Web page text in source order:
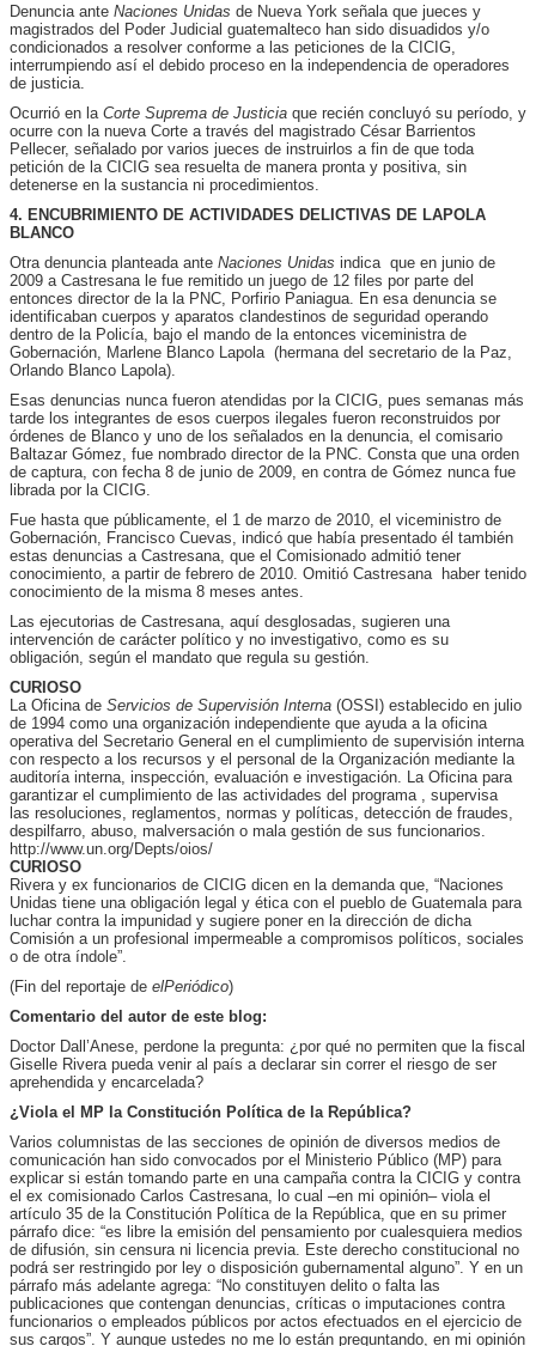
Denuncia ante Naciones Unidas de Nueva York señala que jueces y
magistrados del Poder Judicial guatemalteco han sido disuadidos y/o
condicionados a resolver conforme a las peticiones de la CICIG,
interrumpiendo así el debido proceso en la independencia de operadores
de justicia.
Ocurrió en la Corte Suprema de Justicia que recién concluyó su período, y
ocurre con la nueva Corte a través del magistrado César Barrientos
Pellecer, señalado por varios jueces de instruirlos a fin de que toda
petición de la CICIG sea resuelta de manera pronta y positiva, sin
detenerse en la sustancia ni procedimientos.
4. ENCUBRIMIENTO DE ACTIVIDADES DELICTIVAS DE LAPOLA
BLANCO
Otra denuncia planteada ante Naciones Unidas indica que en junio de
2009 a Castresana le fue remitido un juego de 12 files por parte del
entonces director de la la PNC, Porfirio Paniagua. En esa denuncia se
identificaban cuerpos y aparatos clandestinos de seguridad operando
dentro de la Policía, bajo el mando de la entonces viceministra de
Gobernación, Marlene Blanco Lapola (hermana del secretario de la Paz,
Orlando Blanco Lapola).
Esas denuncias nunca fueron atendidas por la CICIG, pues semanas más
tarde los integrantes de esos cuerpos ilegales fueron reconstruidos por
órdenes de Blanco y uno de los señalados en la denuncia, el comisario
Baltazar Gómez, fue nombrado director de la PNC. Consta que una orden
de captura, con fecha 8 de junio de 2009, en contra de Gómez nunca fue
librada por la CICIG.
Fue hasta que públicamente, el 1 de marzo de 2010, el viceministro de
Gobernación, Francisco Cuevas, indicó que había presentado él también
estas denuncias a Castresana, que el Comisionado admitió tener
conocimiento, a partir de febrero de 2010. Omitió Castresana haber tenido
conocimiento de la misma 8 meses antes.
Las ejecutorias de Castresana, aquí desglosadas, sugieren una
intervención de carácter político y no investigativo, como es su
obligación, según el mandato que regula su gestión.
CURIOSO
La Oficina de Servicios de Supervisión Interna (OSSI) establecido en julio
de 1994 como una organización independiente que ayuda a la oficina
operativa del Secretario General en el cumplimiento de supervisión interna
con respecto a los recursos y el personal de la Organización mediante la
auditoría interna, inspección, evaluación e investigación. La Oficina para
garantizar el cumplimiento de las actividades del programa , supervisa
las resoluciones, reglamentos, normas y políticas, detección de fraudes,
despilfarro, abuso, malversación o mala gestión de sus funcionarios.
http://www.un.org/Depts/oios/
CURIOSO
Rivera y ex funcionarios de CICIG dicen en la demanda que, “Naciones
Unidas tiene una obligación legal y ética con el pueblo de Guatemala para
luchar contra la impunidad y sugiere poner en la dirección de dicha
Comisión a un profesional impermeable a compromisos políticos, sociales
o de otra índole”.
(Fin del reportaje de elPeriódico)
Comentario del autor de este blog:
Doctor Dall’Anese, perdone la pregunta: ¿por qué no permiten que la fiscal
Giselle Rivera pueda venir al país a declarar sin correr el riesgo de ser
aprehendida y encarcelada?
¿Viola el MP la Constitución Política de la República?
Varios columnistas de las secciones de opinión de diversos medios de
comunicación han sido convocados por el Ministerio Público (MP) para
explicar si están tomando parte en una campaña contra la CICIG y contra
el ex comisionado Carlos Castresana, lo cual –en mi opinión– viola el
artículo 35 de la Constitución Política de la República, que en su primer
párrafo dice: “es libre la emisión del pensamiento por cualesquiera medios
de difusión, sin censura ni licencia previa. Este derecho constitucional no
podrá ser restringido por ley o disposición gubernamental alguno”. Y en un
párrafo más adelante agrega: “No constituyen delito o falta las
publicaciones que contengan denuncias, críticas o imputaciones contra
funcionarios o empleados públicos por actos efectuados en el ejercicio de
sus cargos”. Y aunque ustedes no me lo están preguntando, en mi opinión